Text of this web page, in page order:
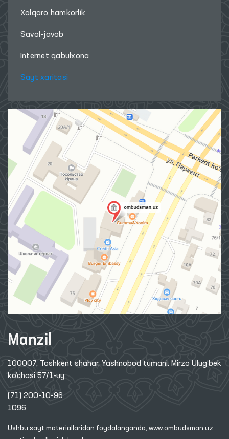
Xalqaro hamkorlik
Savol-javob
Internet qabulxona
Sayt xaritasi
Manzil
100007, Toshkent shahar, Yashnobod tumani. Mirzo Ulug‘bek
ko‘chasi 57/1-uy
(71) 200-10-96
1096
Ushbu sayt materiallaridan foydalanganda, www.ombudsman.uz